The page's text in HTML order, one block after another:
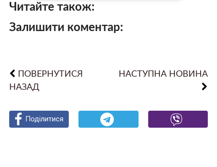
Читайте також:
Залишити коментар:
ПОВЕРНУТИСЯ
НАЗАД
НАСТУПНА НОВИНА
Поділитися
Поділитися
Поділитися